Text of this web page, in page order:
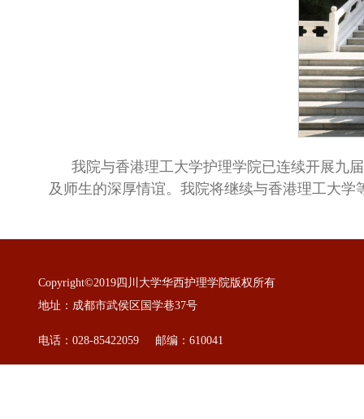
我院与香港理工大学护理学院已连续开展九
及师生的深厚情谊。我院将继续与香港理工大
Copyright©2019四川大学华西护理学院版权所有
地址：成都市武侯区国学巷37号
电话：028-85422059 邮编：610041